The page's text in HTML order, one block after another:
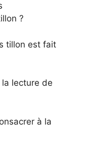
?
tillon est fait
lecture de
à la